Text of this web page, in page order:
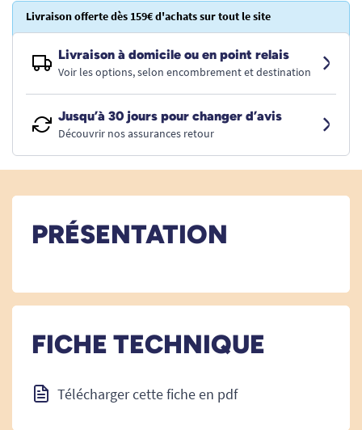
Livraison offerte dès 159€ d'achats sur tout le site
Livraison à domicile ou en point relais
Voir les options, selon encombrement et destination
Jusqu’à 30 jours pour changer d’avis
Découvrir nos assurances retour
PRÉSENTATION
FICHE TECHNIQUE
Télécharger cette fiche en pdf